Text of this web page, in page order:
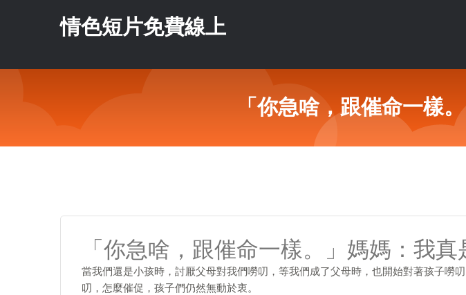
情色短片免費線上
「你急啥，跟催命一樣
「你急啥，跟催命一樣。」媽媽：我
當我們還是小孩時，討厭父母對我們嘮叨，等我們成了父母時，也開始對著孩子嘮
叨，怎麼催促，孩子們仍然無動於衷。